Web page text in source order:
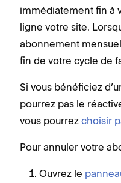
immédiatement fin à
ligne votre site.
abonnement
fin de votre cycle de
Si vous bénéficiez
pourrez pas le
vous pourrez choisir
Pour annuler votre
Ouvrez le